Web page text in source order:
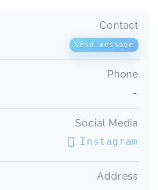
Contact
Send message
Phone
-
Social Media
Instagram
Address